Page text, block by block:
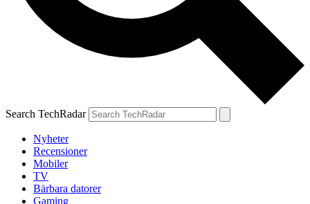
Search TechRadar
Nyheter
Recensioner
Mobiler
TV
Bärbara datorer
Gaming